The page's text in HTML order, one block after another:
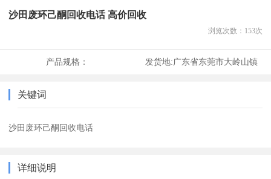
沙田废环己酮回收电话 高价回收
浏览次数： 153次
产品规格： 发货地:广东省东莞市大岭山镇
关键词
沙田废环己酮回收电话
详细说明